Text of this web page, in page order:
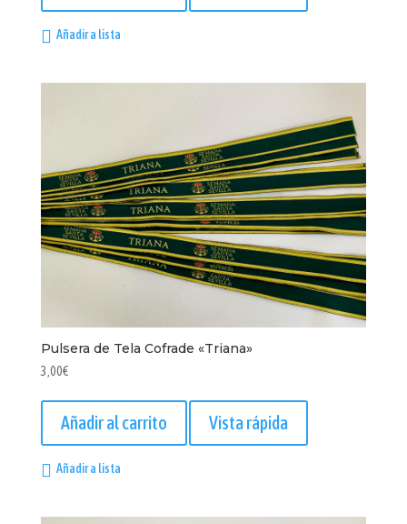
Añadir a lista
Pulsera de Tela Cofrade «Triana»
3,00€
Añadir al carrito Vista rápida
Añadir a lista